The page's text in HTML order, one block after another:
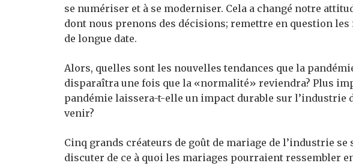
se numériser et à se moderniser. Cela a changé notre
dont nous prenons des décisions; remettre en question les
de longue date.
Alors, quelles sont les nouvelles tendances que la
disparaîtra une fois que la «normalité» reviendra? Plus
pandémie laissera-t-elle un impact durable sur l’industrie
venir?
Cinq grands créateurs de goût de mariage de l’industrie
discuter de ce à quoi les mariages pourraient ressembler